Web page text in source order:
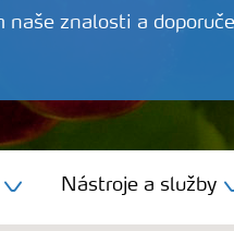
naše znalosti a
Nástroje a služby